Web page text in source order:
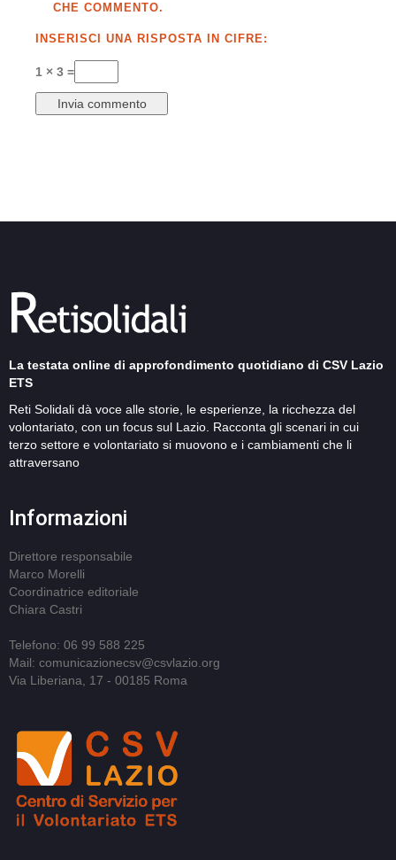
CHE COMMENTO.
INSERISCI UNA RISPOSTA IN CIFRE:
1 × 3 =
La testata online di approfondimento quotidiano di CSV Lazio
ETS
Reti Solidali dà voce alle storie, le esperienze, la ricchezza del
volontariato, con un focus sul Lazio. Racconta gli scenari in cui
terzo settore e volontariato si muovono e i cambiamenti che li
attraversano
Informazioni
Direttore responsabile
Marco Morelli
Coordinatrice editoriale
Chiara Castri
Telefono: 06 99 588 225
Mail: comunicazionecsv@csvlazio.org
Via Liberiana, 17 - 00185 Roma